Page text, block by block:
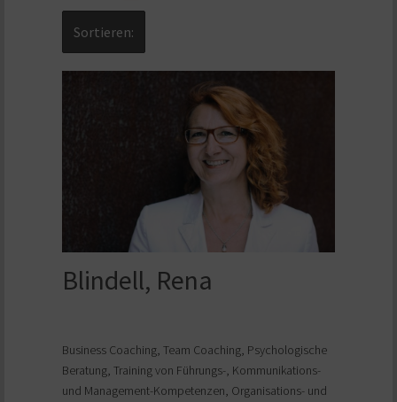
Sortieren:
Blindell, Rena
Business Coaching, Team Coaching, Psychologische
Beratung, Training von Führungs-, Kommunikations-
und Management-Kompetenzen, Organisations- und